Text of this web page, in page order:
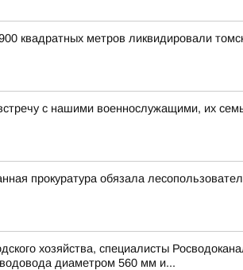
квадратных метров ликвидировали
с нашими военнослужащими, их
прокуратура обязала
хозяйства, специалисты
диаметром 560 мм и...